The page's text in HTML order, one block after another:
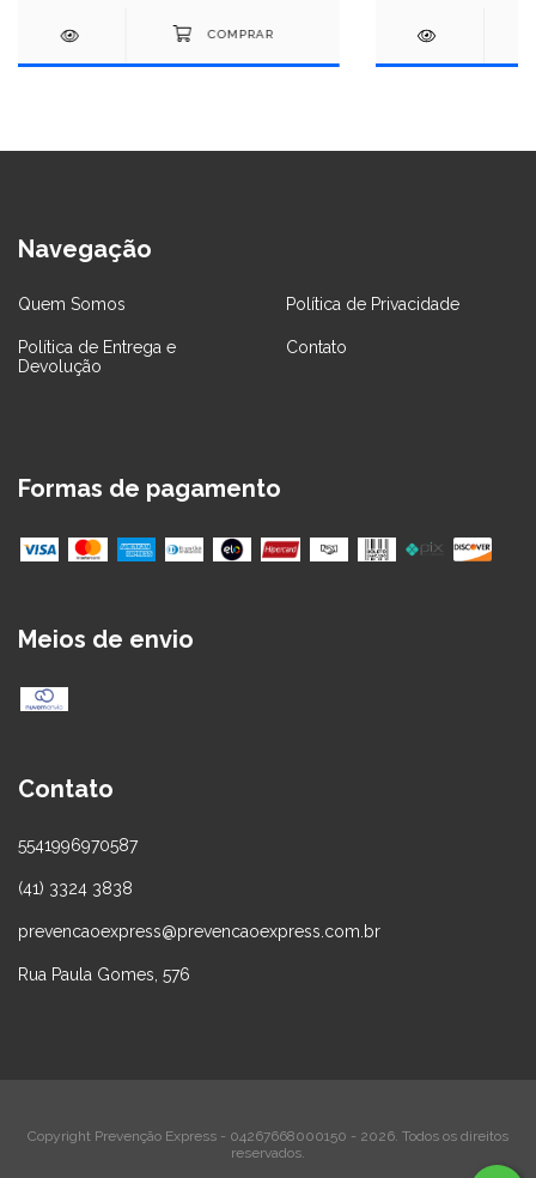
Navegação
Quem Somos Política de Privacidade
Política de Entrega e
Devolução
Contato
Formas de pagamento
Meios de envio
Contato
5541996970587
(41) 3324 3838
prevencaoexpress@prevencaoexpress.com.br
Rua Paula Gomes, 576
Copyright Prevenção Express - 04267668000150 - 2026. Todos os direitos
reservados.